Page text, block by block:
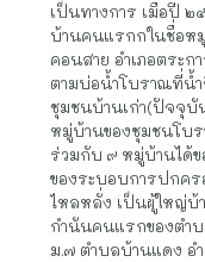
เป็นทางการ เมื่อปี ๒
บ้านคนแรกกในชื่อห
คอนสาย อำเภอตระ
ตามบ่อน้ำโบราณที่น้
ชุมชนบ้านเก่า(ปัจจุบั
หมู่บ้านของชุมชนโบ
ร่วมกับ ๙ หมู่บ้านได้
ของระบอบการปกค
ไหลหลั่ง เป็นผู้ใหญ่บ้
กำนันคนแรกของตำ
ม.๗ ตำบลบ้านแดง อ